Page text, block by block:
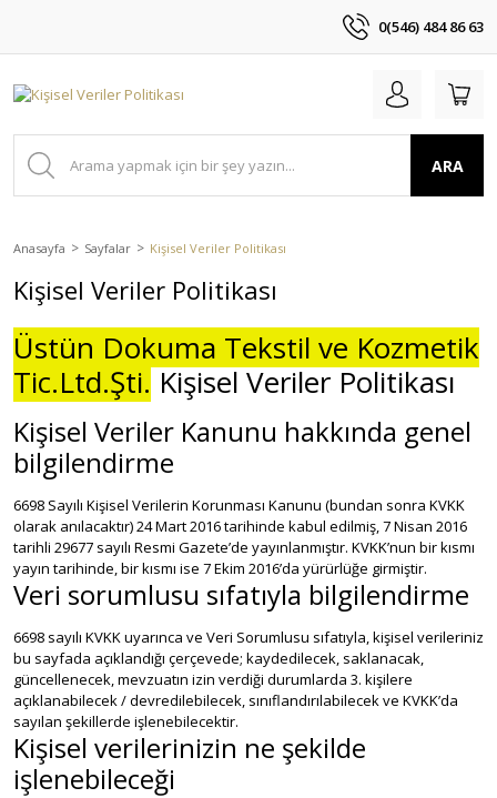
0(546) 484 86 63
ARA
Anasayfa Sayfalar Kişisel Veriler Politikası
Kişisel Veriler Politikası
Üstün Dokuma Tekstil ve Kozmetik
Tic.Ltd.Şti. Kişisel Veriler Politikası
Kişisel Veriler Kanunu hakkında genel
bilgilendirme
6698 Sayılı Kişisel Verilerin Korunması Kanunu (bundan sonra KVKK
olarak anılacaktır) 24 Mart 2016 tarihinde kabul edilmiş, 7 Nisan 2016
tarihli 29677 sayılı Resmi Gazete’de yayınlanmıştır. KVKK’nun bir kısmı
yayın tarihinde, bir kısmı ise 7 Ekim 2016’da yürürlüğe girmiştir.
Veri sorumlusu sıfatıyla bilgilendirme
6698 sayılı KVKK uyarınca ve Veri Sorumlusu sıfatıyla, kişisel verileriniz
bu sayfada açıklandığı çerçevede; kaydedilecek, saklanacak,
güncellenecek, mevzuatın izin verdiği durumlarda 3. kişilere
açıklanabilecek / devredilebilecek, sınıflandırılabilecek ve KVKK’da
sayılan şekillerde işlenebilecektir.
Kişisel verilerinizin ne şekilde
işlenebileceği